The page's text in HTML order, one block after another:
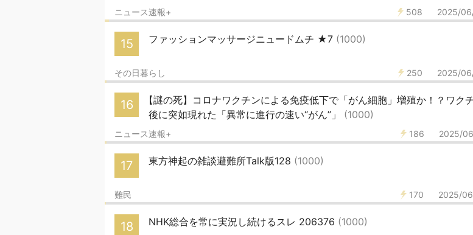
508 2025/
ニュース速報+
15 ファッションマッサージニュードムチ ★7 (1000)
250 2025/
その日暮らし
16
【謎の死】コロナワクチンによる免疫低下で「がん細胞」増殖か！？ワク
後に突如現れた「異常に進行の速い“がん”」 (1000)
186 2025/
ニュース速報+
17 東方神起の雑談避難所Talk版128 (1000)
170 2025/
難民
18 NHK総合を常に実況し続けるスレ 206376 (1000)